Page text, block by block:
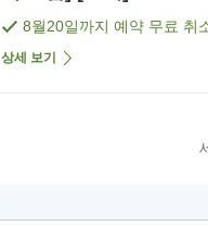
8월20일까지 예약 무료 취
상세 보기